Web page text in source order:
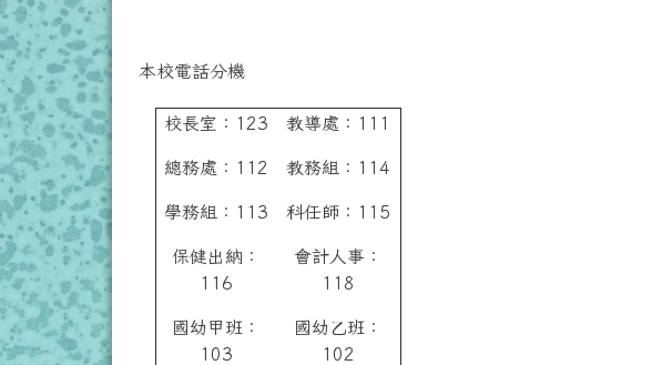
本校電話分機
校長室：123
總務處：112
學務組：113
保健出納：
116
國幼甲班：
103
教導處：111
教務組：114
科任師：115
會計人事：
118
國幼乙班：
102